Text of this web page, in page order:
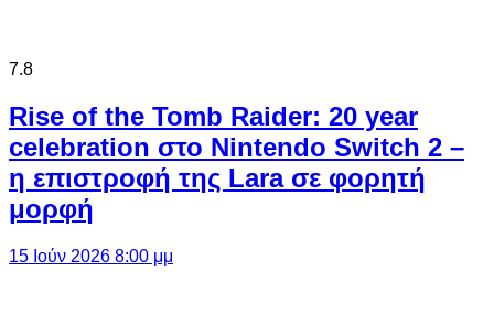
7.8
Rise of the Tomb Raider: 20 year
celebration στο Nintendo Switch 2 –
η επιστροφή της Lara σε φορητή
μορφή
15 Ιούν 2026 8:00 μμ